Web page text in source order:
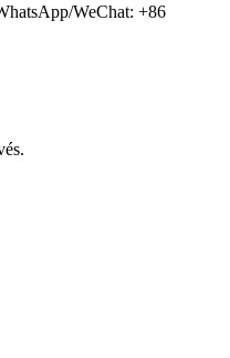
WeChat: +86